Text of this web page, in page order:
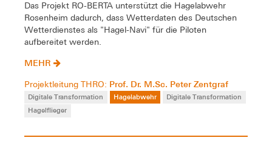
Das Projekt RO-BERTA unterstützt die Hagelabwehr
Rosenheim dadurch, dass Wetterdaten des Deutschen
Wetterdienstes als "Hagel-Navi" für die Piloten
aufbereitet werden.
MEHR
Projektleitung THRO: Prof. Dr. M.Sc. Peter Zentgraf
Digitale Transformation Hagelabwehr
Digitale Transformation
Hagelflieger